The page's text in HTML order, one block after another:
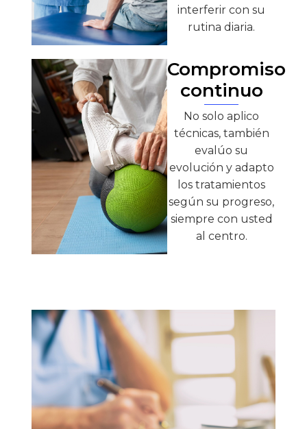
interferir con su
rutina diaria.
Compromiso
continuo
No solo aplico
técnicas, también
evalúo su
evolución y adapto
los tratamientos
según su progreso,
siempre con usted
al centro.